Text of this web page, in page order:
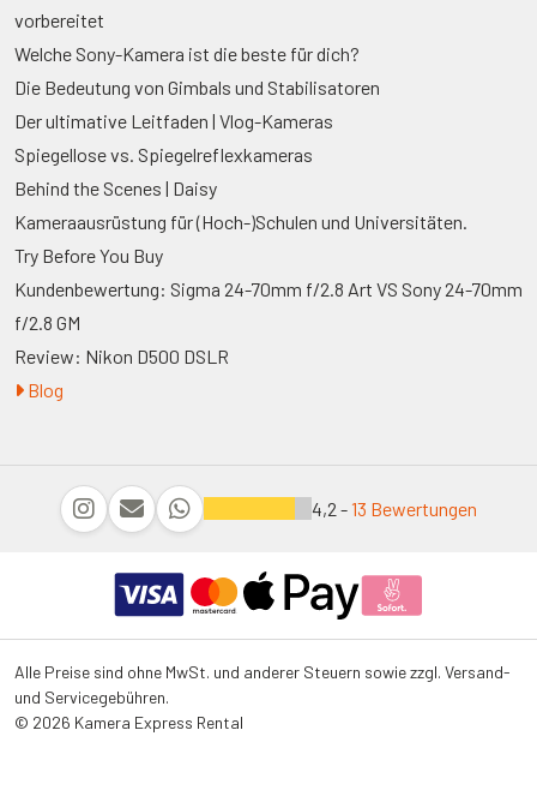
vorbereitet
Welche Sony-Kamera ist die beste für dich?
Die Bedeutung von Gimbals und Stabilisatoren
Der ultimative Leitfaden | Vlog-Kameras
Spiegellose vs. Spiegelreflexkameras
Behind the Scenes | Daisy
Kameraausrüstung für (Hoch-)Schulen und Universitäten.
Try Before You Buy
Kundenbewertung: Sigma 24-70mm f/2.8 Art VS Sony 24-70mm
f/2.8 GM
Review: Nikon D500 DSLR
Blog
4,2 -13 Bewertungen
Alle Preise sind ohne MwSt. und anderer Steuern sowie zzgl. Versand-
und Servicegebühren.
© 2026 Kamera Express Rental